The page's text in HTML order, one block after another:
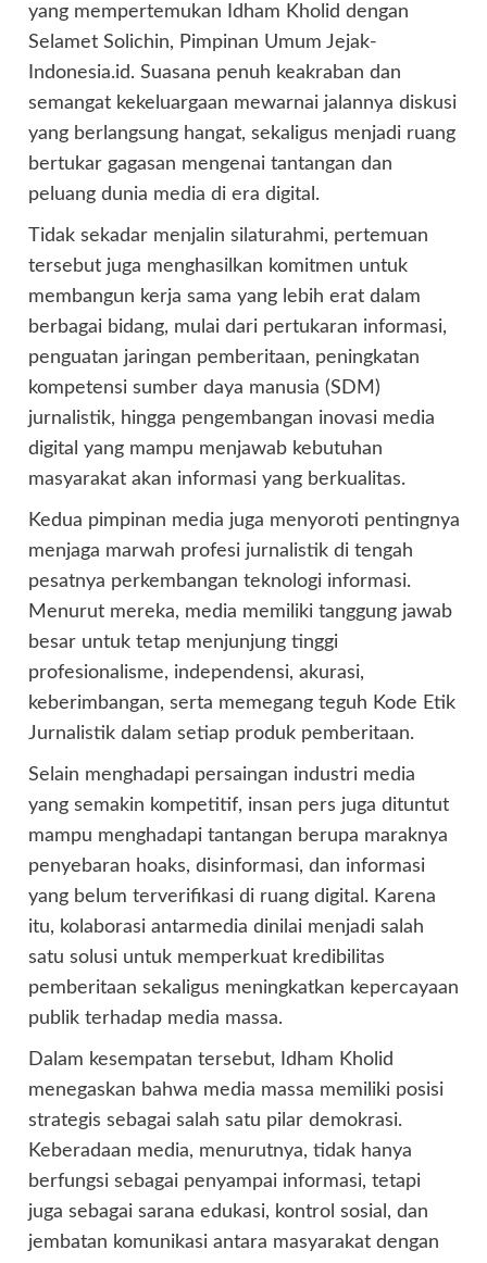
yang mempertemukan Idham Kholid dengan
Selamet Solichin, Pimpinan Umum Jejak-
Indonesia.id. Suasana penuh keakraban dan
semangat kekeluargaan mewarnai jalannya diskusi
yang berlangsung hangat, sekaligus menjadi ruang
bertukar gagasan mengenai tantangan dan
peluang dunia media di era digital.
Tidak sekadar menjalin silaturahmi, pertemuan
tersebut juga menghasilkan komitmen untuk
membangun kerja sama yang lebih erat dalam
berbagai bidang, mulai dari pertukaran informasi,
penguatan jaringan pemberitaan, peningkatan
kompetensi sumber daya manusia (SDM)
jurnalistik, hingga pengembangan inovasi media
digital yang mampu menjawab kebutuhan
masyarakat akan informasi yang berkualitas.
Kedua pimpinan media juga menyoroti pentingnya
menjaga marwah profesi jurnalistik di tengah
pesatnya perkembangan teknologi informasi.
Menurut mereka, media memiliki tanggung jawab
besar untuk tetap menjunjung tinggi
profesionalisme, independensi, akurasi,
keberimbangan, serta memegang teguh Kode Etik
Jurnalistik dalam setiap produk pemberitaan.
Selain menghadapi persaingan industri media
yang semakin kompetitif, insan pers juga dituntut
mampu menghadapi tantangan berupa maraknya
penyebaran hoaks, disinformasi, dan informasi
yang belum terverifikasi di ruang digital. Karena
itu, kolaborasi antarmedia dinilai menjadi salah
satu solusi untuk memperkuat kredibilitas
pemberitaan sekaligus meningkatkan kepercayaan
publik terhadap media massa.
Dalam kesempatan tersebut, Idham Kholid
menegaskan bahwa media massa memiliki posisi
strategis sebagai salah satu pilar demokrasi.
Keberadaan media, menurutnya, tidak hanya
berfungsi sebagai penyampai informasi, tetapi
juga sebagai sarana edukasi, kontrol sosial, dan
jembatan komunikasi antara masyarakat dengan